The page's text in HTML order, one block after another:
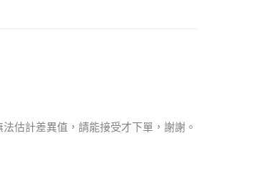
估計差異值，請能接受才下單，謝謝。